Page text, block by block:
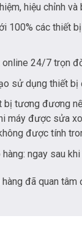
hiệu chỉnh
100% các thiết
24/7 trọn
sử dụng thiết bị
bị tương đương
máy được sửa
được tính
ngay sau
đã quan